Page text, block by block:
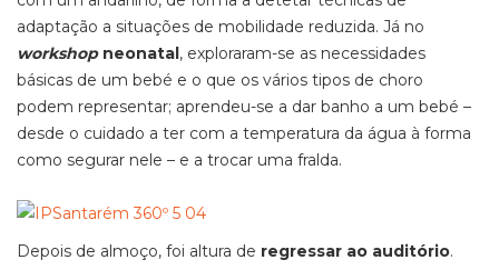
adaptação a situações de mobilidade reduzida. Já no
workshop neonatal, exploraram-se as necessidades
básicas de um bebé e o que os vários tipos de choro
podem representar; aprendeu-se a dar banho a um bebé –
desde o cuidado a ter com a temperatura da água à forma
como segurar nele – e a trocar uma fralda.
Depois de almoço, foi altura de regressar ao auditório.